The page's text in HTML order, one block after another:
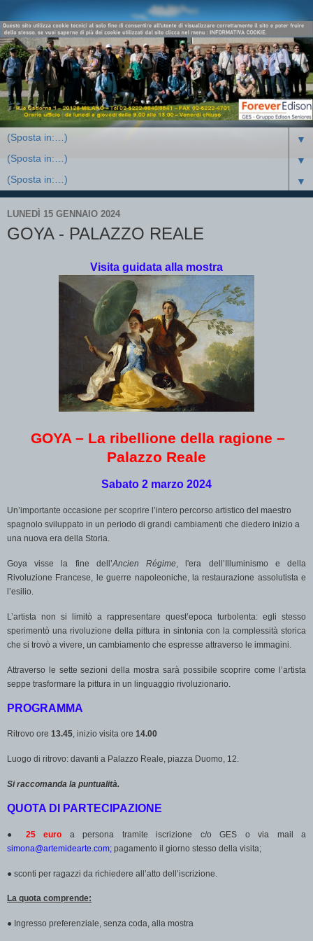
▼
▼
▼
LUNEDÌ 15 GENNAIO 2024
GOYA - PALAZZO REALE
Visita guidata alla mostra
GOYA – La ribellione della ragione –
Palazzo Reale
Sabato 2 marzo 2024
Un’importante occasione per scoprire l’intero percorso artistico del maestro
spagnolo sviluppato in un periodo di grandi cambiamenti che diedero inizio a
una nuova era della Storia.
Goya visse la fine dell’Ancien Régime, l'era dell’Illuminismo e della
Rivoluzione Francese, le guerre napoleoniche, la restaurazione assolutista e
l’esilio.
L’artista non si limitò a rappresentare quest’epoca turbolenta: egli stesso
sperimentò una rivoluzione della pittura in sintonia con la complessità storica
che si trovò a vivere, un cambiamento che espresse attraverso le immagini.
Attraverso le sette sezioni della mostra sarà possibile scoprire come l’artista
seppe trasformare la pittura in un linguaggio rivoluzionario.
PROGRAMMA
Ritrovo ore 13.45, inizio visita ore 14.00
Luogo di ritrovo: davanti a Palazzo Reale, piazza Duomo, 12.
Si raccomanda la puntualità.
QUOTA DI PARTECIPAZIONE
● 25 euro
a persona tramite iscrizione c/o GES o via mail a
simona@artemidearte.com; pagamento il giorno stesso della visita;
● sconti per ragazzi da richiedere all’atto dell’iscrizione.
La quota comprende:
● Ingresso preferenziale, senza coda, alla mostra